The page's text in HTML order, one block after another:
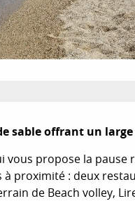
sable offrant un
vous propose la pause
proximité : deux
de Beach volley,